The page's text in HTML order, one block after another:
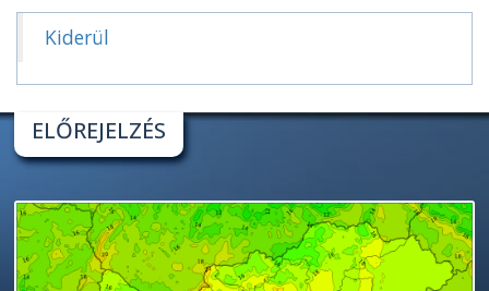
Kiderül
ELŐREJELZÉS